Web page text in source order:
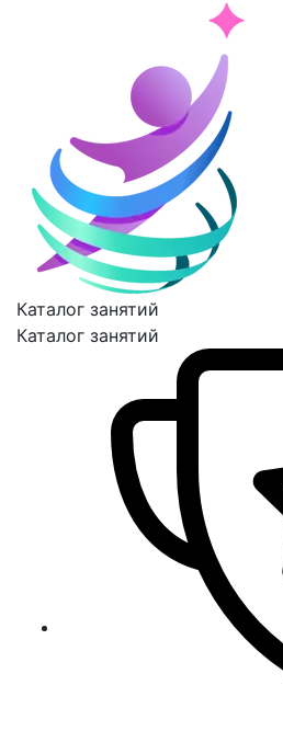
Каталог занятий
Каталог занятий